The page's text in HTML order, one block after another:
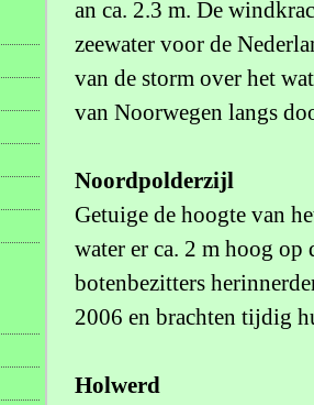
an ca. 2.3 m. De
zeewater voor de
van de storm over het
van Noorwegen langs
Noordpolderzijl
Getuige de hoogte van
water er ca. 2 m hoog op
botenbezitters
2006 en brachten tijdig
Holwerd